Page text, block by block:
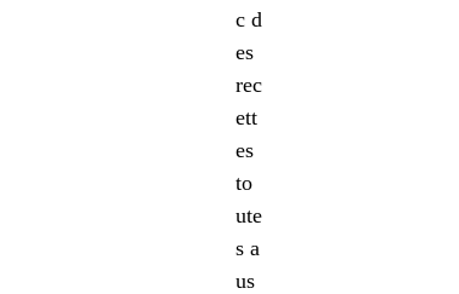
c d
es
rec
ett
es
to
ute
s a
us